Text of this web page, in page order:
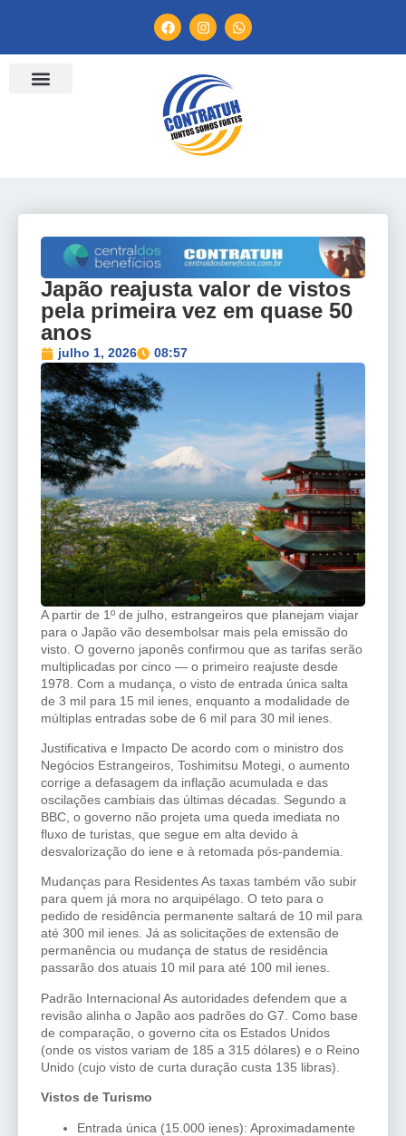
Japão reajusta valor de vistos
pela primeira vez em quase 50
anos
julho 1, 2026 08:57
A partir de 1º de julho, estrangeiros que planejam viajar
para o Japão vão desembolsar mais pela emissão do
visto. O governo japonês confirmou que as tarifas serão
multiplicadas por cinco — o primeiro reajuste desde
1978. Com a mudança, o visto de entrada única salta
de 3 mil para 15 mil ienes, enquanto a modalidade de
múltiplas entradas sobe de 6 mil para 30 mil ienes.
Justificativa e Impacto De acordo com o ministro dos
Negócios Estrangeiros, Toshimitsu Motegi, o aumento
corrige a defasagem da inflação acumulada e das
oscilações cambiais das últimas décadas. Segundo a
BBC, o governo não projeta uma queda imediata no
fluxo de turistas, que segue em alta devido à
desvalorização do iene e à retomada pós-pandemia.
Mudanças para Residentes As taxas também vão subir
para quem já mora no arquipélago. O teto para o
pedido de residência permanente saltará de 10 mil para
até 300 mil ienes. Já as solicitações de extensão de
permanência ou mudança de status de residência
passarão dos atuais 10 mil para até 100 mil ienes.
Padrão Internacional As autoridades defendem que a
revisão alinha o Japão aos padrões do G7. Como base
de comparação, o governo cita os Estados Unidos
(onde os vistos variam de 185 a 315 dólares) e o Reino
Unido (cujo visto de curta duração custa 135 libras).
Vistos de Turismo
Entrada única (15.000 ienes): Aproximadamente